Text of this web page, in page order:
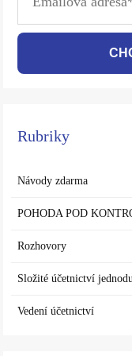
Rubriky
Návody zdarma
POHODA POD
Rozhovory
Složité účetnictví
Vedení účetnictví